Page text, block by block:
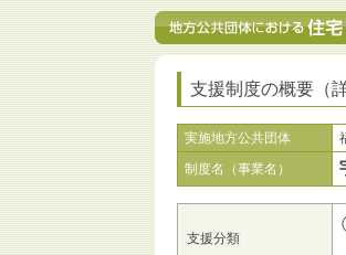
支援制度の概要（
実施地方公共団体
制度名（事業名）
支援分類